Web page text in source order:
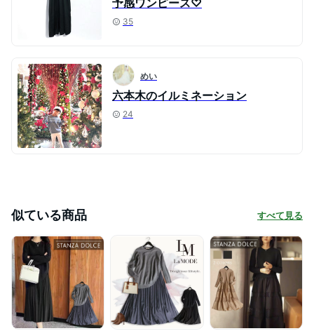
予感ワンピース♡
35
めい
六本木のイルミネーション
24
似ている商品 すべて見る